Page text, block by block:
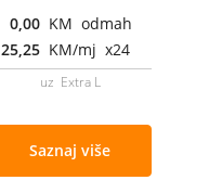
0,00 KM odmah
25,25 KM/mj x24
uz Extra L
Saznaj više